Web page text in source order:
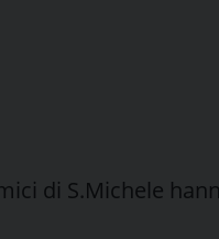
di S.Michele